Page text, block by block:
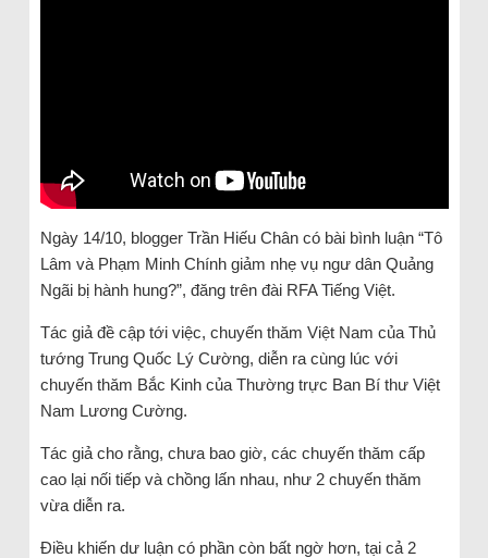
Ngày 14/10, blogger Trần Hiếu Chân có bài bình luận “Tô
Lâm và Phạm Minh Chính giảm nhẹ vụ ngư dân Quảng
Ngãi bị hành hung?”, đăng trên đài RFA Tiếng Việt.
Tác giả đề cập tới việc, chuyến thăm Việt Nam của Thủ
tướng Trung Quốc Lý Cường, diễn ra cùng lúc với
chuyến thăm Bắc Kinh của Thường trực Ban Bí thư Việt
Nam Lương Cường.
Tác giả cho rằng, chưa bao giờ, các chuyến thăm cấp
cao lại nối tiếp và chồng lấn nhau, như 2 chuyến thăm
vừa diễn ra.
Điều khiến dư luận có phần còn bất ngờ hơn, tại cả 2